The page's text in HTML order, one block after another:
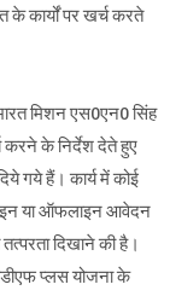
के कार्यों पर खर्च करते
मिशन एस0एन0 सिंह
करने के निर्देश देते हुए
गये हैं। कार्य में कोई
या ऑफलाइन आवेदन
दिखाने की है।
प्लस योजना के